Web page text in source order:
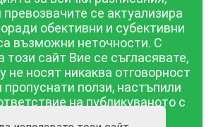
превозвачите се актуализира
обективни и субективни
възможни неточности. С
този сайт Вие се съгласявате,
не носят никаква отговорност
пропуснати ползи, настъпили
на публикуваното с